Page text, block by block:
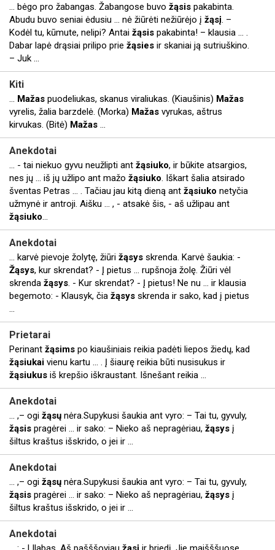
... bėgo pro žabangas. Žabangose buvo žąsis pakabinta.
Abudu buvo seniai ėdusiu ... nė žiūrėti nežiūrėjo į žąsį. –
Kodėl tu, kūmute, nelipi? Antai žąsis pakabinta! – klausia ... .
Dabar lapė drąsiai prilipo prie žąsies ir skaniai ją sutriuškino.
– Juk ...
Kiti
... Mažas puodeliukas, skanus viraliukas. (Kiaušinis) Mažas
vyrelis, žalia barzdelė. (Morka) Mažas vyrukas, aštrus
kirvukas. (Bitė) Mažas ...
Anekdotai
... - tai niekuo gyvu neužlipti ant žąsiuko, ir būkite atsargios,
nes jų ... iš jų užlipo ant mažo žąsiuko. Iškart šalia atsirado
šventas Petras ... . Tačiau jau kitą dieną ant žąsiuko netyčia
užmynė ir antroji. Aišku ... , - atsakė šis, - aš užlipau ant
žąsiuko...
Anekdotai
... karvė pievoje žolytę, žiūri žąsys skrenda. Karvė šaukia: -
Žąsys, kur skrendat? - Į pietus ... rupšnoja žolę. Žiūri vėl
skrenda žąsys. - Kur skrendat? - Į pietus! Ne nu ... ir klausia
begemoto: - Klausyk, čia žąsys skrenda ir sako, kad į pietus
...
Prietarai
Perinant žąsims po kiaušiniais reikia padėti liepos žiedų, kad
žąsiukai vienu kartu ... . Į šiaurę reikia būti nusisukus ir
žąsiukus iš krepšio iškraustant. Išnešant reikia ...
Anekdotai
... ,– ogi žąsų nėra.Supykusi šaukia ant vyro: – Tai tu, gyvuly,
žąsis pragėrei ... ir sako: – Nieko aš nepragėriau, žąsys į
šiltus kraštus išskrido, o jei ir ...
Anekdotai
... ,– ogi žąsų nėra.Supykusi šaukia ant vyro: – Tai tu, gyvuly,
žąsis pragėrei ... ir sako: – Nieko aš nepragėriau, žąsys į
šiltus kraštus išskrido, o jei ir ...
Anekdotai